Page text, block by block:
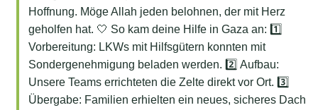
Hoffnung. Möge Allah jeden belohnen, der mit Herz
geholfen hat. 🤍 So kam deine Hilfe in Gaza an: 1️⃣
Vorbereitung: LKWs mit Hilfsgütern konnten mit
Sondergenehmigung beladen werden. 2️⃣ Aufbau:
Unsere Teams errichteten die Zelte direkt vor Ort. 3️⃣
Übergabe: Familien erhielten ein neues, sicheres Dach